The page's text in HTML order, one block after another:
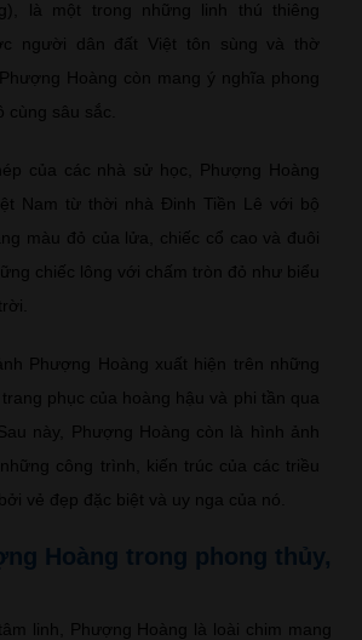
là một trong những linh thú thiêng
người dân đất Việt tôn sùng và thờ
Hoàng còn mang ý nghĩa phong
cùng sâu sắc.
của các nhà sử học, Phượng Hoàng
Nam từ thời nhà Đinh Tiền Lê với bộ
màu đỏ của lửa, chiếc cổ cao và đuôi
chiếc lông với chấm tròn đỏ như biểu
Phượng Hoàng xuất hiện trên những
phục của hoàng hậu và phi tần qua
này, Phượng Hoàng còn là hình ảnh
công trình, kiến trúc của các triều
vẻ đẹp đặc biệt và uy nga của nó.
Hoàng trong phong thủy,
linh, Phượng Hoàng là loài chim mang